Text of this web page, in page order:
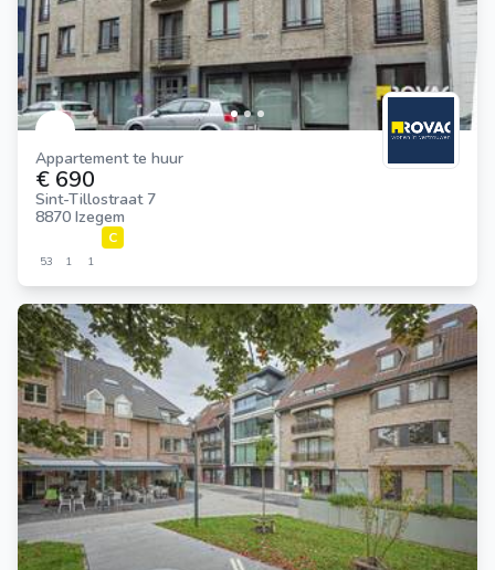
Appartement te huur
€ 690
Sint-Tillostraat 7
8870 Izegem
53 1 1
C